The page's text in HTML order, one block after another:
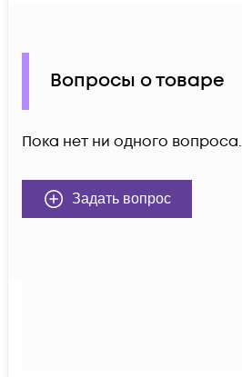
Вопросы о товаре
Пока нет ни одного вопроса.
Задать вопрос